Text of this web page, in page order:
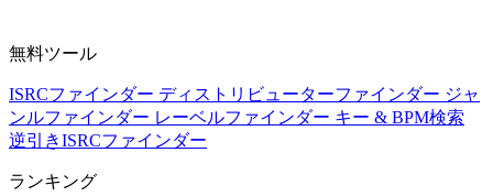
無料ツール
ISRCファインダー ディストリビューターファインダー ジャ
ンルファインダー レーベルファインダー キー & BPM検索
逆引きISRCファインダー
ランキング